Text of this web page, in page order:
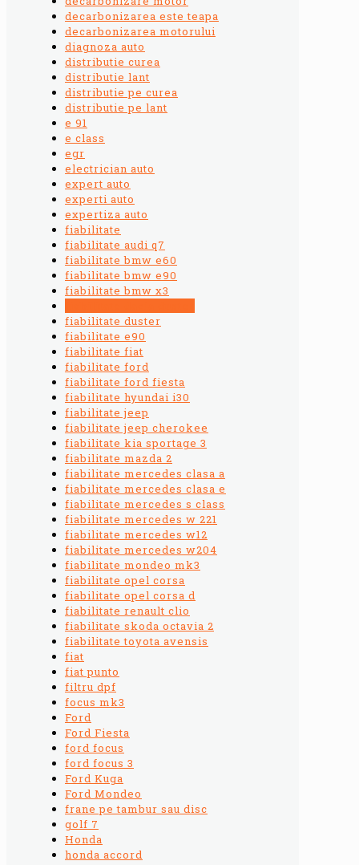
decarbonizarea este teapa
decarbonizarea motorului
diagnoza auto
distributie curea
distributie lant
distributie pe curea
distributie pe lant
e 91
e class
egr
electrician auto
expert auto
experti auto
expertiza auto
fiabilitate
fiabilitate audi q7
fiabilitate bmw e60
fiabilitate bmw e90
fiabilitate bmw x3
fiabilitate duster
fiabilitate e90
fiabilitate fiat
fiabilitate ford
fiabilitate ford fiesta
fiabilitate hyundai i30
fiabilitate jeep
fiabilitate jeep cherokee
fiabilitate kia sportage 3
fiabilitate mazda 2
fiabilitate mercedes clasa a
fiabilitate mercedes clasa e
fiabilitate mercedes s class
fiabilitate mercedes w 221
fiabilitate mercedes w12
fiabilitate mercedes w204
fiabilitate mondeo mk3
fiabilitate opel corsa
fiabilitate opel corsa d
fiabilitate renault clio
fiabilitate skoda octavia 2
fiabilitate toyota avensis
fiat
fiat punto
filtru dpf
focus mk3
Ford
Ford Fiesta
ford focus
ford focus 3
Ford Kuga
Ford Mondeo
frane pe tambur sau disc
golf 7
Honda
honda accord